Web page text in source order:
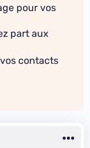
pour vos
part aux
contacts